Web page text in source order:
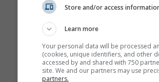
Store and/or access
Learn more
Your personal data will be processed
(cookies, unique identifiers, and other
accessed by and shared with 750
site. We and our partners may use
partners.